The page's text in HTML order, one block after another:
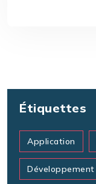
Étiquettes
Application
Développement